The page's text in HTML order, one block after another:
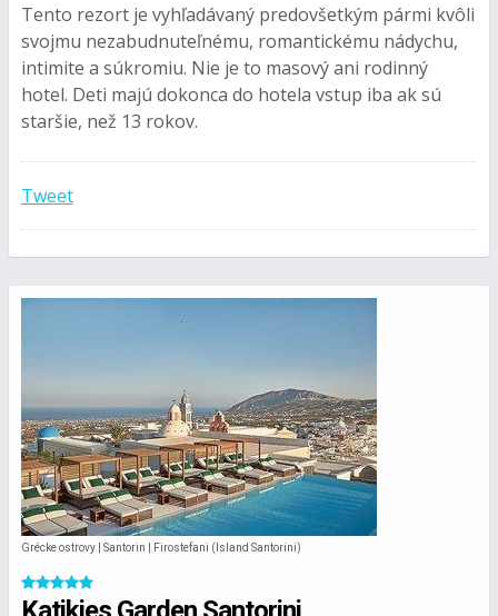
Tento rezort je vyhľadávaný predovšetkým pármi kvôli
svojmu nezabudnuteľnému, romantickému nádychu,
intimite a súkromiu. Nie je to masový ani rodinný
hotel. Deti majú dokonca do hotela vstup iba ak sú
staršie, než 13 rokov.
Tweet
Grécke ostrovy | Santorin | Firostefani (Island Santorini)